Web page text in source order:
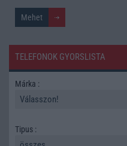
TELEFONOK GYORSLISTA
Márka :
Tipus :